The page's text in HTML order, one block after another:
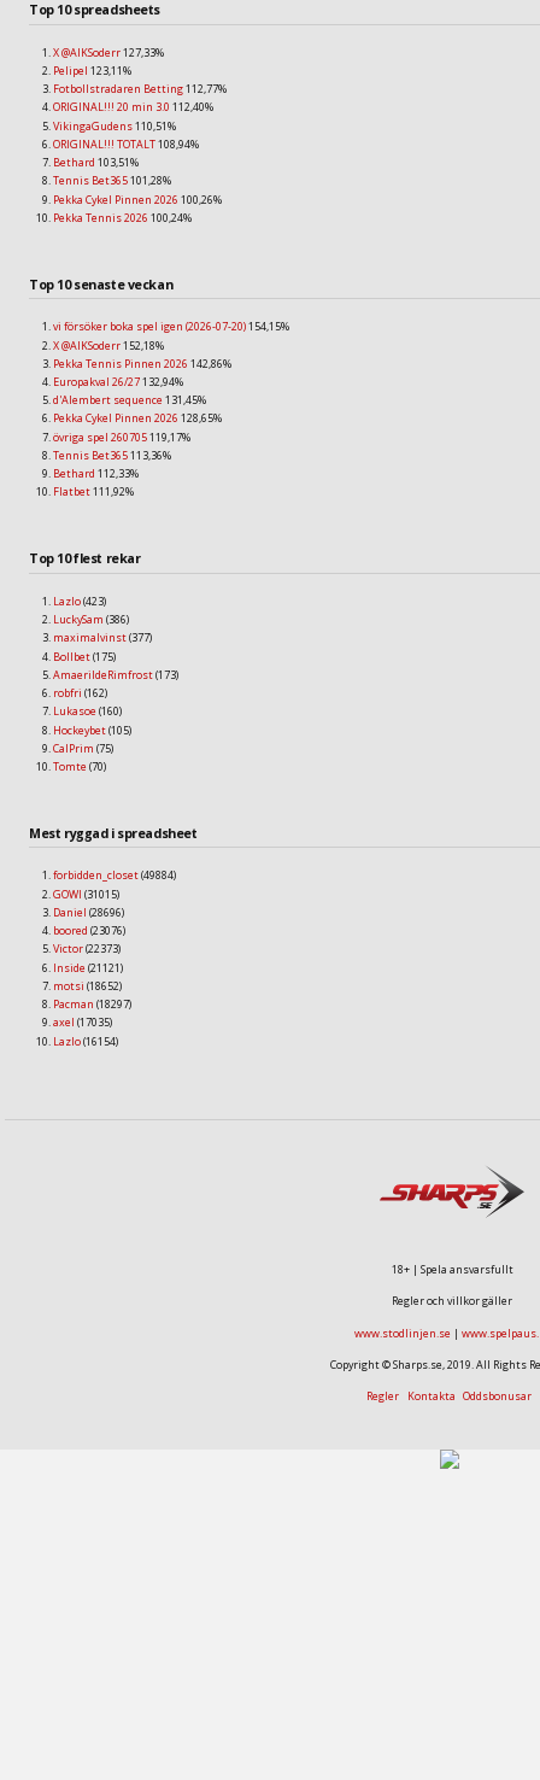
Top 10 spreadsheets
X @AIKSoderr127,33%
Pelipel 123,11%
Fotbollstradaren Betting112,77%
ORIGINAL!!! 20 min 3.0 112,40%
VikingaGudens110,51%
ORIGINAL!!! TOTALT108,94%
Bethard 103,51%
Tennis Bet365101,28%
Pekka Cykel Pinnen 2026 100,26%
Pekka Tennis 2026 100,24%
Top 10 senaste veckan
vi försöker boka spel igen (2026-07-20)154,15%
X @AIKSoderr152,18%
Pekka Tennis Pinnen 2026 142,86%
Europakval 26/27132,94%
d'Alembert sequence131,45%
Pekka Cykel Pinnen 2026 128,65%
övriga spel 260705119,17%
Tennis Bet365113,36%
Bethard 112,33%
Flatbet111,92%
Top 10 flest rekar
Lazlo(423)
LuckySam (386)
maximalvinst(377)
Bollbet(175)
AmaerildeRimfrost(173)
robfri (162)
Lukasoe (160)
Hockeybet(105)
CalPrim (75)
Tomte (70)
Mest ryggad i spreadsheet
forbidden_closet(49884)
GOWI (31015)
Daniel (28696)
boored (23076)
Victor(22373)
Inside (21121)
motsi (18652)
Pacman (18297)
axel (17035)
Lazlo(16154)
18+ | Spela ansvarsfullt
Regler och villkor gäller
www.stodlinjen.se |
Copyright © Sharps.se, 2019. All Rights
Regler Kontakta Oddsbonusar